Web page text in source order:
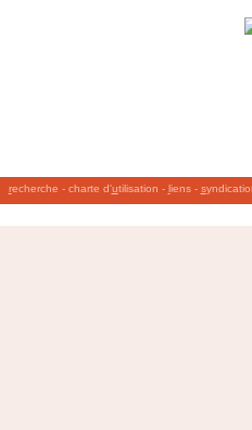
recherche - charte d'utilisation - liens- s